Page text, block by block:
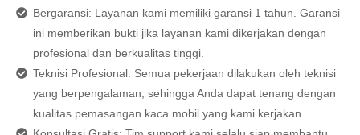
Bergaransi: Layanan kami memiliki garansi 1 tahun. Garansi
ini memberikan bukti jika layanan kami dikerjakan dengan
profesional dan berkualitas tinggi.
Teknisi Profesional: Semua pekerjaan dilakukan oleh teknisi
yang berpengalaman, sehingga Anda dapat tenang dengan
kualitas pemasangan kaca mobil yang kami kerjakan.